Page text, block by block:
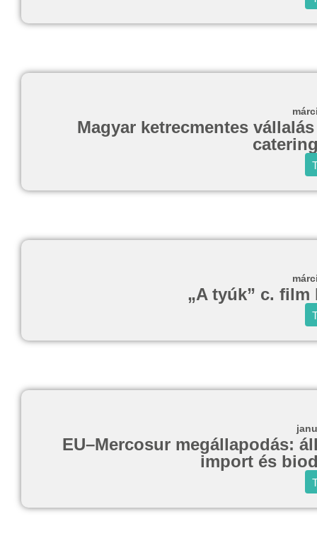
Magyar ketrecmentes
„A tyúk” c.
EU–Mercosur megállapodás:
import és